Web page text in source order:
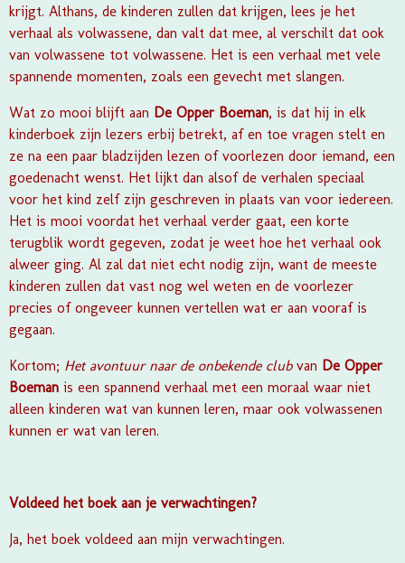
krijgt. Althans, de kinderen zullen dat krijgen, lees je het
verhaal als volwassene, dan valt dat mee, al verschilt dat ook
van volwassene tot volwassene. Het is een verhaal met vele
spannende momenten, zoals een gevecht met slangen.
Wat zo mooi blijft aan De Opper Boeman, is dat hij in elk
kinderboek zijn lezers erbij betrekt, af en toe vragen stelt en
ze na een paar bladzijden lezen of voorlezen door iemand, een
goedenacht wenst. Het lijkt dan alsof de verhalen speciaal
voor het kind zelf zijn geschreven in plaats van voor iedereen.
Het is mooi voordat het verhaal verder gaat, een korte
terugblik wordt gegeven, zodat je weet hoe het verhaal ook
alweer ging. Al zal dat niet echt nodig zijn, want de meeste
kinderen zullen dat vast nog wel weten en de voorlezer
precies of ongeveer kunnen vertellen wat er aan vooraf is
gegaan.
Kortom; Het avontuur naar de onbekende club van De Opper
Boeman is een spannend verhaal met een moraal waar niet
alleen kinderen wat van kunnen leren, maar ook volwassenen
kunnen er wat van leren.
Voldeed het boek aan je verwachtingen?
Ja, het boek voldeed aan mijn verwachtingen.